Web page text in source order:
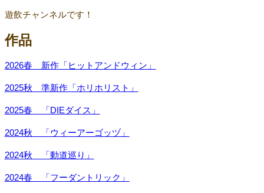
遊飲チャンネルです！
作品
2026春 新作「ヒットアンドウィン」
2025秋 準新作「ホリホリスト」
2025春 「DIEダイス」
2024秋 「ウィーアーゴッヅ」
2024秋 「動道巡り」
2024春 「フーダントリック」